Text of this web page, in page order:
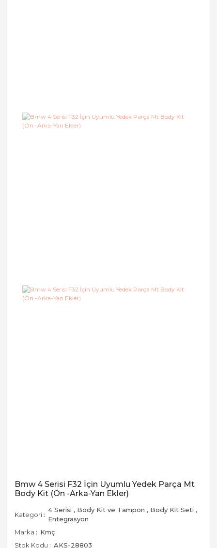
Bmw 4 Serisi F32 İçin Uyumlu Yedek Parça Mt
Body Kit (Ön -Arka-Yan Ekler)
Kategori
4 Serisi , Body Kit ve Tampon , Body Kit Seti ,
Entegrasyon
Marka
Kmç
Stok Kodu
AKS-28803